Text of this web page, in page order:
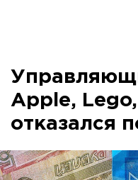
Apple,
отказался